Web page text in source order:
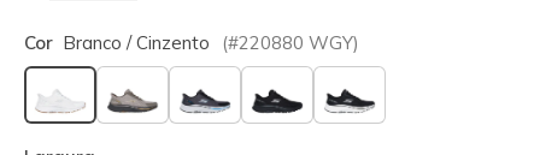
Cor Branco / Cinzento (#220880 WGY)
selecionado